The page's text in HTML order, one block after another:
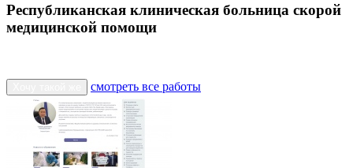
Республиканская клиническая больница скорой
медицинской помощи
смотреть все работы